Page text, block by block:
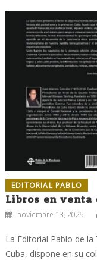
EDITORIAL PABLO
Libros en
noviembre 13, 2025
La Editorial Pablo de
Cuba, dispone en su